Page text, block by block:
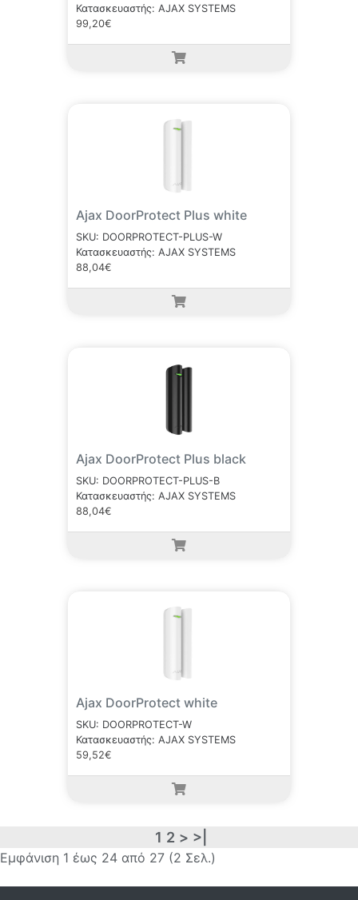
Κατασκευαστής: AJAX SYSTEMS
99,20€
Ajax DoorProtect Plus white
SKU: DOORPROTECT-PLUS-W
Κατασκευαστής: AJAX SYSTEMS
88,04€
Ajax DoorProtect Plus black
SKU: DOORPROTECT-PLUS-B
Κατασκευαστής: AJAX SYSTEMS
88,04€
Ajax DoorProtect white
SKU: DOORPROTECT-W
Κατασκευαστής: AJAX SYSTEMS
59,52€
1 2 > >|
Εμφάνιση 1 έως 24 από 27 (2 Σελ.)